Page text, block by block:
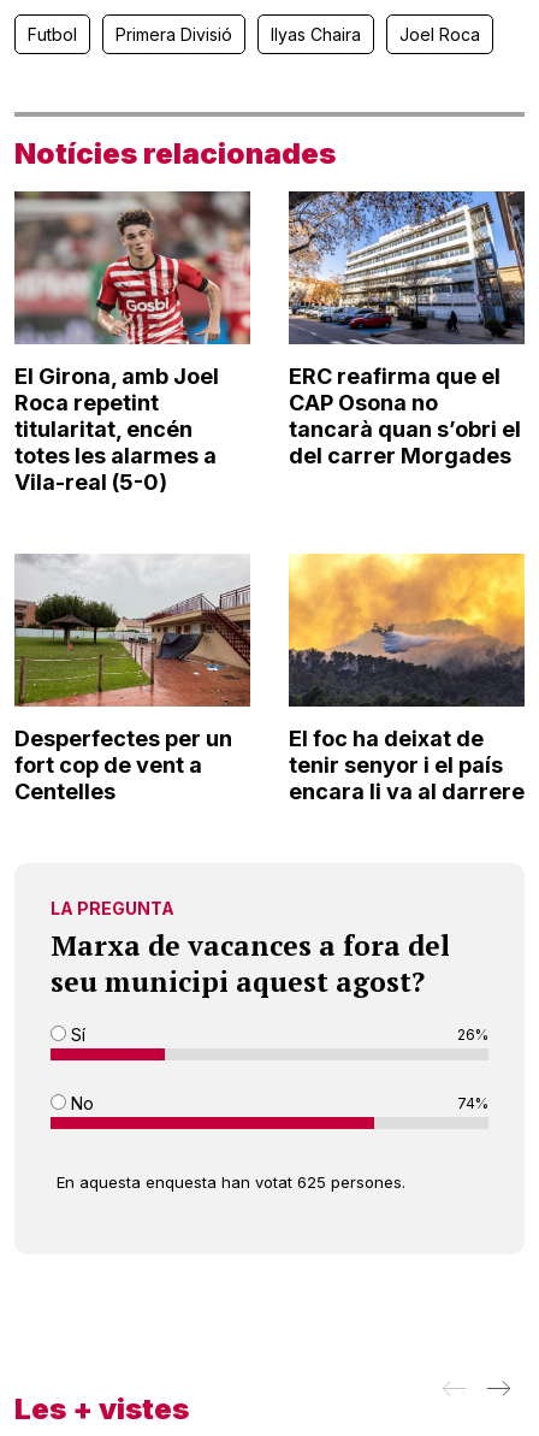
Futbol Primera Divisió Ilyas Chaira Joel Roca
Notícies relacionades
El Girona, amb Joel
Roca repetint
titularitat, encén
totes les alarmes a
Vila-real (5-0)
ERC reafirma que el
CAP Osona no
tancarà quan s’obri el
del carrer Morgades
Desperfectes per un
fort cop de vent a
Centelles
El foc ha deixat de
tenir senyor i el país
encara li va al darrere
LA PREGUNTA
Marxa de vacances a fora del
seu municipi aquest agost?
Sí 26%
No 74%
En aquesta enquesta han votat 625 persones.
Les + vistes